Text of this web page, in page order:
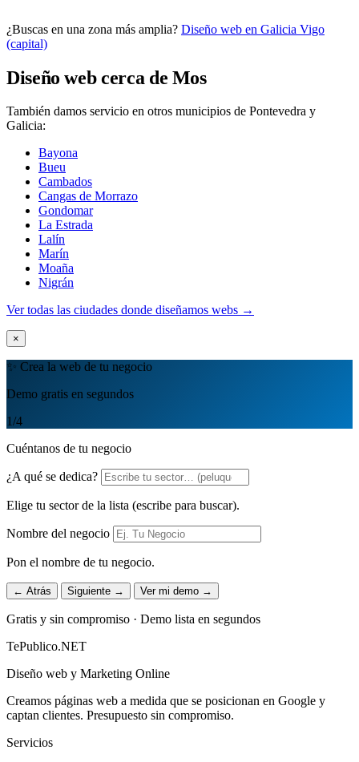
Quiero mi panel
¿Buscas en una zona más amplia? Diseño web en Galicia Vigo
(capital)
Diseño web cerca de Mos
También damos servicio en otros municipios de Pontevedra y
Galicia:
Bayona
Bueu
Cambados
Cangas de Morrazo
Gondomar
La Estrada
Lalín
Marín
Moaña
Nigrán
Ver todas las ciudades donde diseñamos webs →
×
✨ Crea la web de tu negocio
Demo gratis en segundos
1/4
Cuéntanos de tu negocio
¿A qué se dedica?
Elige tu sector de la lista (escribe para buscar).
Nombre del negocio
Pon el nombre de tu negocio.
← Atrás Siguiente → Ver mi demo →
Gratis y sin compromiso · Demo lista en segundos
TePublico.NET
Diseño web y Marketing Online
Creamos páginas web a medida que se posicionan en Google y
captan clientes. Presupuesto sin compromiso.
Servicios